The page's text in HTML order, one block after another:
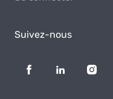
Suivez-nous